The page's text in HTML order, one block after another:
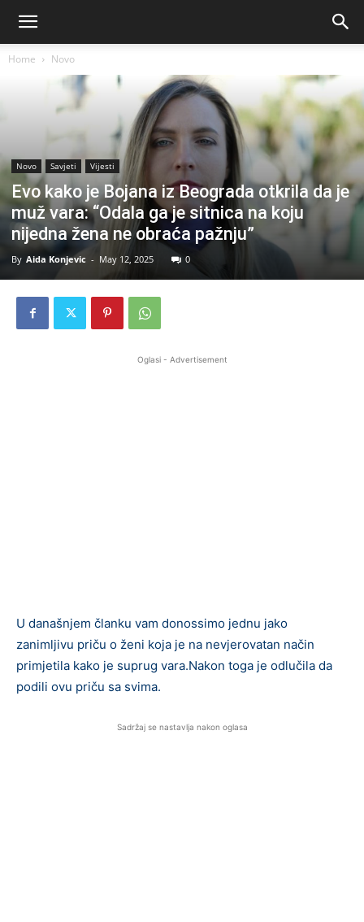
Home Novo
Novo Savjeti Vijesti
Evo kako je Bojana iz Beograda otkrila da je
muž vara: “Odala ga je sitnica na koju
nijedna žena ne obraća pažnju”
By Aida Konjevic - May 12, 2025 0
Oglasi - Advertisement
U današnjem članku vam donossimo jednu jako
zanimljivu priču o ženi koja je na nevjerovatan način
primjetila kako je suprug vara.Nakon toga je odlučila da
podili ovu priču sa svima.
Sadržaj se nastavlja nakon oglasa